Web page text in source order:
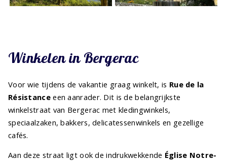
Winkelen in Bergerac
Voor wie tijdens de vakantie graag winkelt, is Rue de la
Résistanceeen aanrader. Dit is de belangrijkste
winkelstraat van Bergerac met kledingwinkels,
speciaalzaken, bakkers, delicatessenwinkels en gezellige
cafés.
Aan deze straat ligt ook de indrukwekkende Église Notre-